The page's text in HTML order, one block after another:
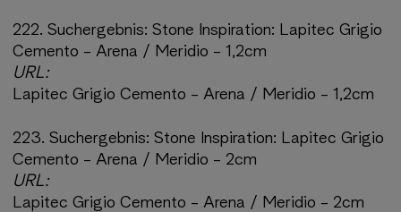
222. Suchergebnis:Stone Inspiration: Lapitec Grigio
Cemento - Arena / Meridio - 1,2cm
URL:
Lapitec Grigio Cemento - Arena / Meridio - 1,2cm
223. Suchergebnis:Stone Inspiration: Lapitec Grigio
Cemento - Arena / Meridio - 2cm
URL:
Lapitec Grigio Cemento - Arena / Meridio - 2cm